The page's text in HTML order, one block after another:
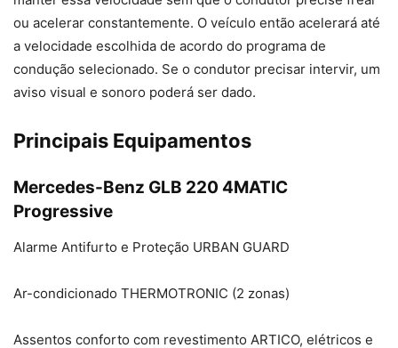
ou acelerar constantemente. O veículo então acelerará até
a velocidade escolhida de acordo do programa de
condução selecionado. Se o condutor precisar intervir, um
aviso visual e sonoro poderá ser dado.
Principais Equipamentos
Mercedes-Benz GLB 220 4MATIC
Progressive
Alarme Antifurto e Proteção URBAN GUARD
Ar-condicionado THERMOTRONIC (2 zonas)
Assentos conforto com revestimento ARTICO, elétricos e